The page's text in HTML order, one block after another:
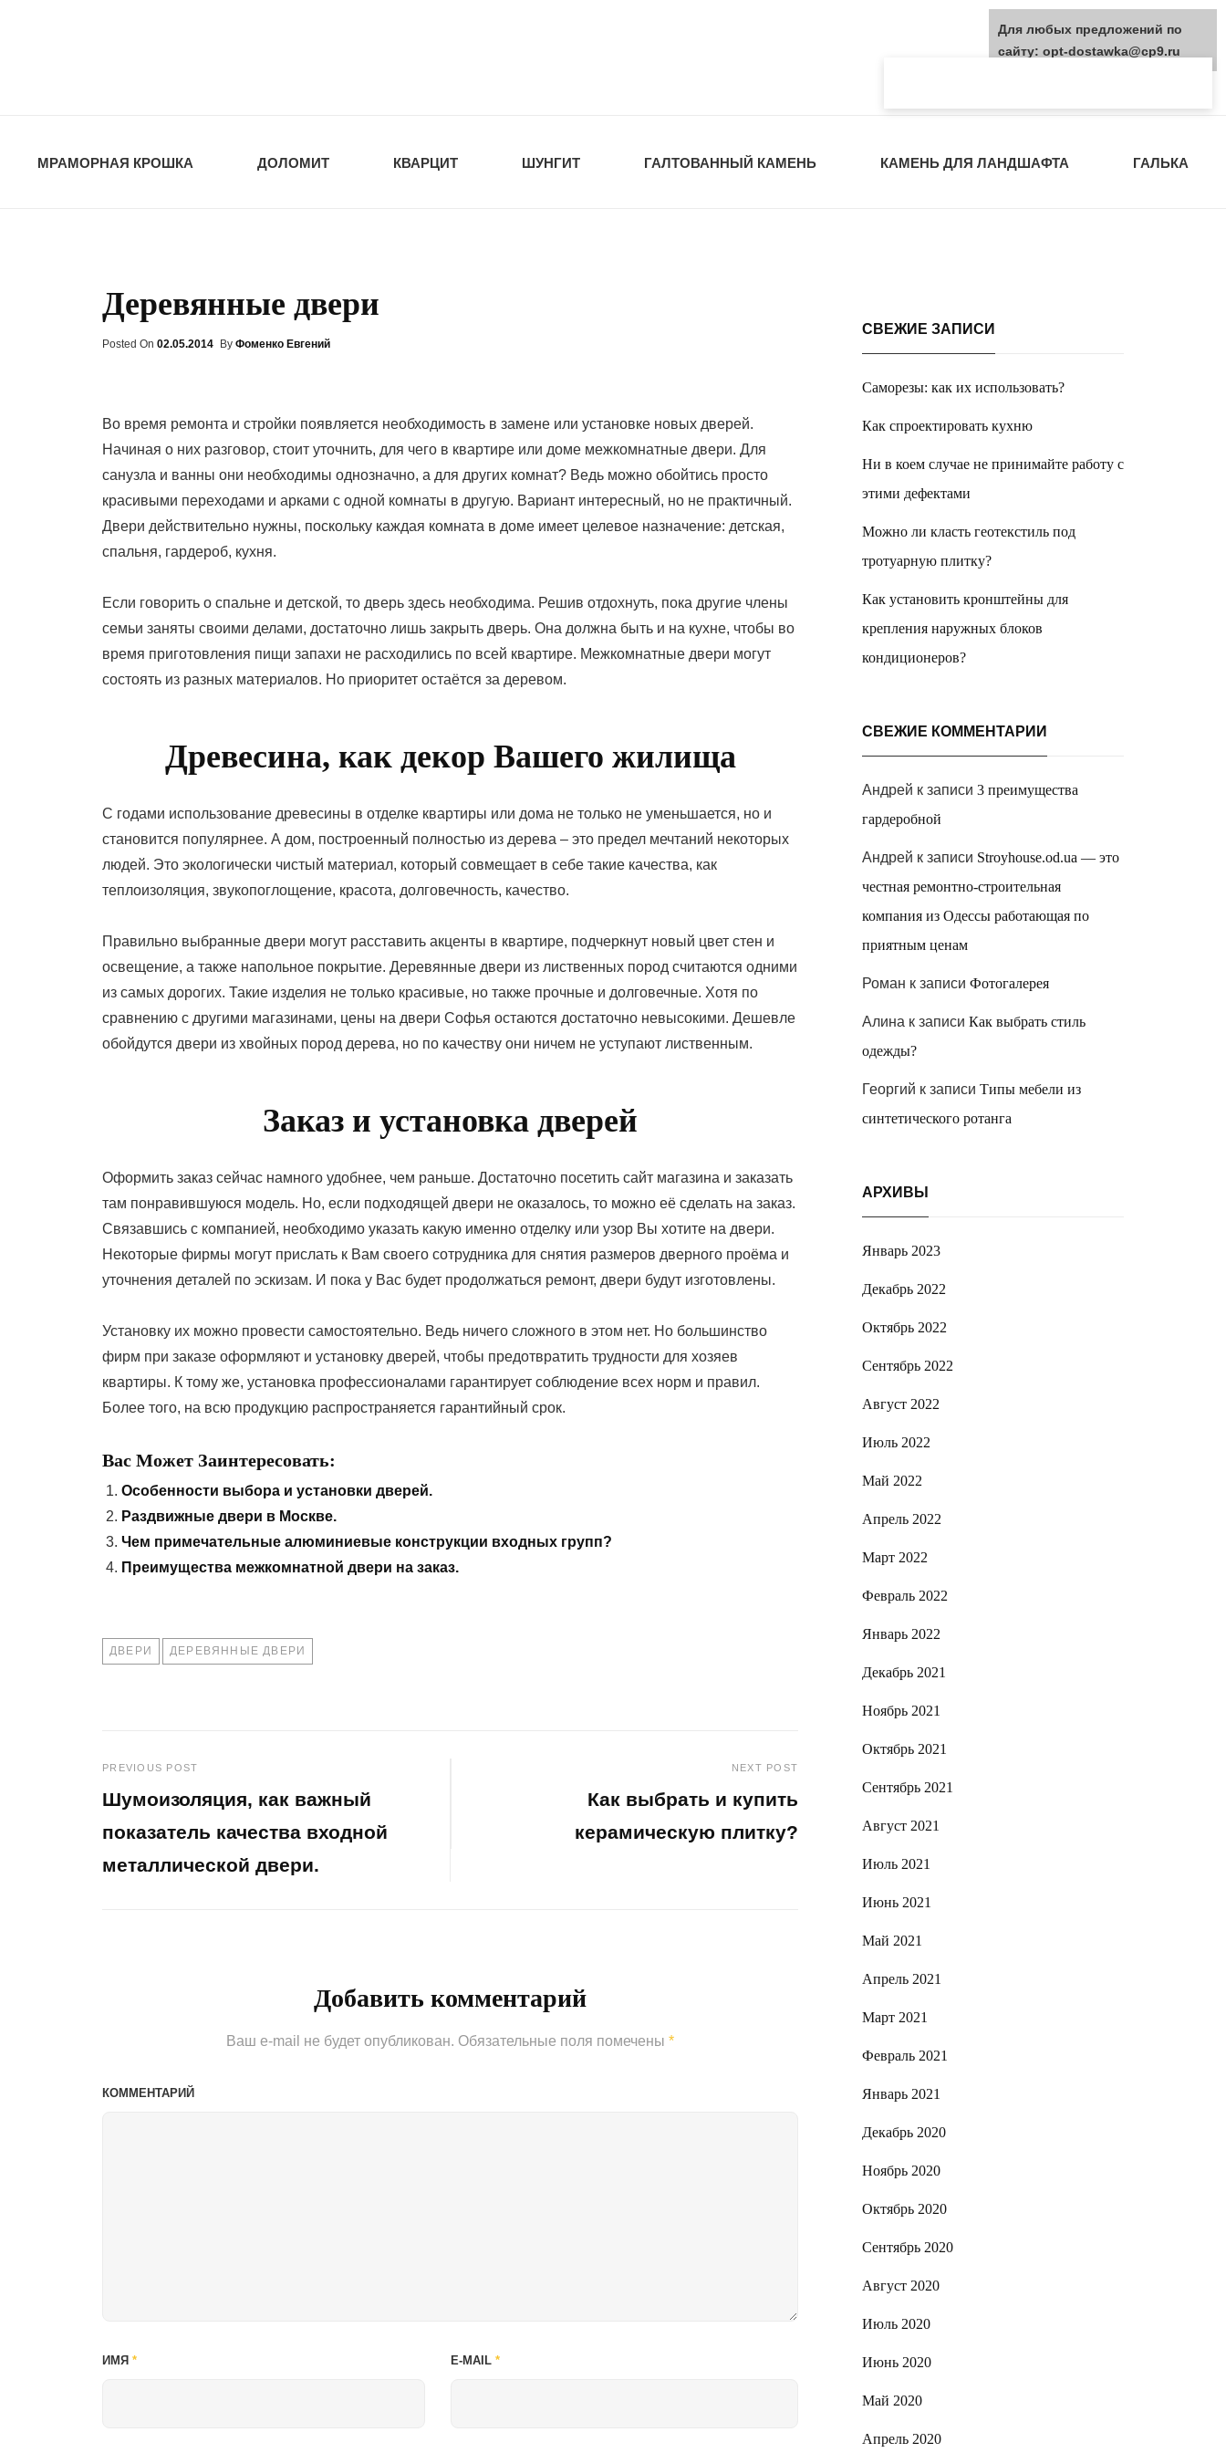
МРАМОРНАЯ КРОШКА ДОЛОМИТ КВАРЦИТ ШУНГИТ ГАЛТОВАННЫЙ КАМЕНЬ КАМЕНЬ ДЛЯ ЛАНДШАФТА ГАЛЬКА
Деревянные двери
Posted On Posted
02.05.2014 By Фоменко Евгений
Во время ремонта и стройки появляется необходимость в замене или установке новых дверей.
Начиная о них разговор, стоит уточнить, для чего в квартире или доме межкомнатные двери. Для
санузла и ванны они необходимы однозначно, а для других комнат? Ведь можно обойтись просто
красивыми переходами и арками с одной комнаты в другую. Вариант интересный, но не практичный.
Двери действительно нужны, поскольку каждая комната в доме имеет целевое назначение: детская,
спальня, гардероб, кухня.
Если говорить о спальне и детской, то дверь здесь необходима. Решив отдохнуть, пока другие члены
семьи заняты своими делами, достаточно лишь закрыть дверь. Она должна быть и на кухне, чтобы во
время приготовления пищи запахи не расходились по всей квартире. Межкомнатные двери могут
состоять из разных материалов. Но приоритет остаётся за деревом.
Древесина, как декор Вашего жилища
С годами использование древесины в отделке квартиры или дома не только не уменьшается, но и
становится популярнее. А дом, построенный полностью из дерева – это предел мечтаний некоторых
людей. Это экологически чистый материал, который совмещает в себе такие качества, как
теплоизоляция, звукопоглощение, красота, долговечность, качество.
Правильно выбранные двери могут расставить акценты в квартире, подчеркнут новый цвет стен и
освещение, а также напольное покрытие. Деревянные двери из лиственных пород считаются одними
из самых дорогих. Такие изделия не только красивые, но также прочные и долговечные. Хотя по
сравнению с другими магазинами, цены на двери Софья остаются достаточно невысокими. Дешевле
обойдутся двери из хвойных пород дерева, но по качеству они ничем не уступают лиственным.
Заказ и установка дверей
Оформить заказ сейчас намного удобнее, чем раньше. Достаточно посетить сайт магазина и заказать
там понравившуюся модель. Но, если подходящей двери не оказалось, то можно её сделать на заказ.
Связавшись с компанией, необходимо указать какую именно отделку или узор Вы хотите на двери.
Некоторые фирмы могут прислать к Вам своего сотрудника для снятия размеров дверного проёма и
уточнения деталей по эскизам. И пока у Вас будет продолжаться ремонт, двери будут изготовлены.
Установку их можно провести самостоятельно. Ведь ничего сложного в этом нет. Но большинство
фирм при заказе оформляют и установку дверей, чтобы предотвратить трудности для хозяев
квартиры. К тому же, установка профессионалами гарантирует соблюдение всех норм и правил.
Более того, на всю продукцию распространяется гарантийный срок.
Вас Может Заинтересовать:
Особенности выбора и установки дверей.
Раздвижные двери в Москве.
Чем примечательные алюминиевые конструкции входных групп?
Преимущества межкомнатной двери на заказ.
TAGS
ДВЕРИ ДЕРЕВЯННЫЕ ДВЕРИ
Навигация
по
PREVIOUS POST
Шумоизоляция, как важный
показатель качества входной
металлической двери.
NEXT POST
Как выбрать и купить
керамическую плитку?
Добавить комментарий
Ваш e-mail не будет опубликован. Обязательные поля помечены *
КОММЕНТАРИЙ
ИМЯ * E-MAIL *
СВЕЖИЕ ЗАПИСИ
Саморезы: как их использовать?
Как спроектировать кухню
Ни в коем случае не принимайте работу с
этими дефектами
Можно ли класть геотекстиль под
тротуарную плитку?
Как установить кронштейны для
крепления наружных блоков
кондиционеров?
СВЕЖИЕ КОММЕНТАРИИ
Андрей к записи 3 преимущества
гардеробной
Андрей к записи Stroyhouse.od.ua — это
честная ремонтно-строительная
компания из Одессы работающая по
приятным ценам
Роман к записи Фотогалерея
Алина к записи Как выбрать стиль
одежды?
Георгий к записи Типы мебели из
синтетического ротанга
АРХИВЫ
Январь 2023
Декабрь 2022
Октябрь 2022
Сентябрь 2022
Август 2022
Июль 2022
Май 2022
Апрель 2022
Март 2022
Февраль 2022
Январь 2022
Декабрь 2021
Ноябрь 2021
Октябрь 2021
Сентябрь 2021
Август 2021
Июль 2021
Июнь 2021
Май 2021
Апрель 2021
Март 2021
Февраль 2021
Январь 2021
Декабрь 2020
Ноябрь 2020
Октябрь 2020
Сентябрь 2020
Август 2020
Июль 2020
Июнь 2020
Май 2020
Апрель 2020
Для любых предложений по
сайту: opt-dostawka@cp9.ru